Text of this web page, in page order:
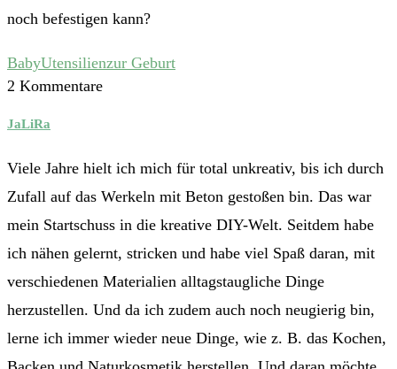
noch befestigen kann?
BabyUtensilienzur Geburt
2 Kommentare
JaLiRa
Viele Jahre hielt ich mich für total unkreativ, bis ich durch
Zufall auf das Werkeln mit Beton gestoßen bin. Das war
mein Startschuss in die kreative DIY-Welt. Seitdem habe
ich nähen gelernt, stricken und habe viel Spaß daran, mit
verschiedenen Materialien alltagstaugliche Dinge
herzustellen. Und da ich zudem auch noch neugierig bin,
lerne ich immer wieder neue Dinge, wie z. B. das Kochen,